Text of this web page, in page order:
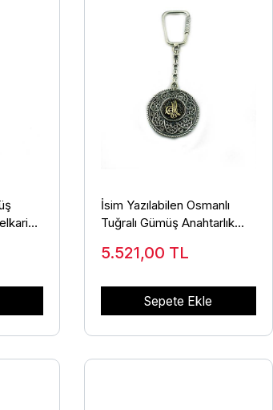
İsim Yazılabilen Osmanlı
Tuğralı Gümüş Anahtarlık
5.521,00 TL
Sepete Ekle